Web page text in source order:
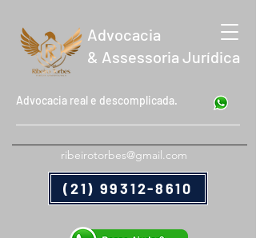
Advocacia
& Assessoria Jurídica
Advocacia real e descomplicada.
ribeirotorbes@gmail.com
(21) 99312-8610